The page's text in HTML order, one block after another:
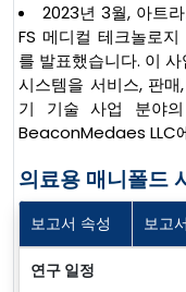
2023년 3월, 아트
FS 메디컬 테크놀로
를 발표했습니다. 이
시스템을 서비스, 판
기 기술 사업 분야
BeaconMedaes LLC
의료용 매니폴드
보고서 속성 보고
연구 일정